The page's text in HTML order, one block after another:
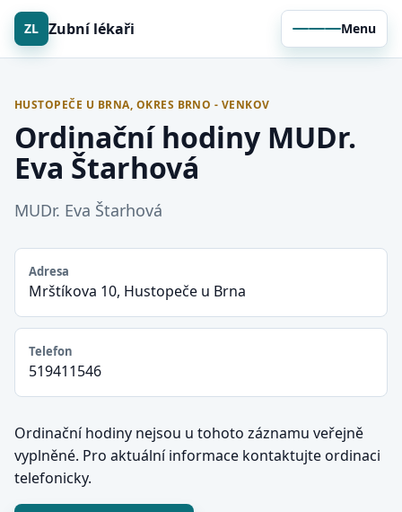
ZL Zubní lékaři Menu
HUSTOPEČE U BRNA, OKRES BRNO - VENKOV
Ordinační hodiny MUDr.
Eva Štarhová
MUDr. Eva Štarhová
Adresa
Mrštíkova 10, Hustopeče u Brna
Telefon
519411546
Ordinační hodiny nejsou u tohoto záznamu veřejně
vyplněné. Pro aktuální informace kontaktujte ordinaci
telefonicky.